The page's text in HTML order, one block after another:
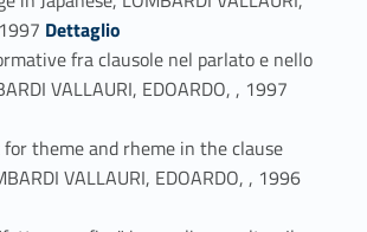
Link identifier #identifier_person_140622-136
Dettaglio
fra clausole nel parlato e nello
VALLAURI, EDOARDO, , 1997
theme and rheme in the clause
VALLAURI, EDOARDO, , 1996